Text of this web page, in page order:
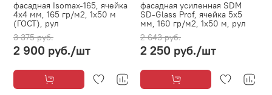
фасадная Isomax-165, ячейка
4х4 мм, 165 гр/м2, 1х50 м
(ГОСТ), рул
3 375 руб.
2 900 руб./шт
фасадная усиленная SDM
SD-Glass Prof, ячейка 5х5
мм, 160 гр/м2, 1х50 м, рул
2 643 руб.
2 250 руб./шт